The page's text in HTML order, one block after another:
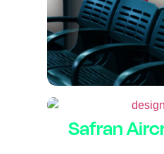
Safran